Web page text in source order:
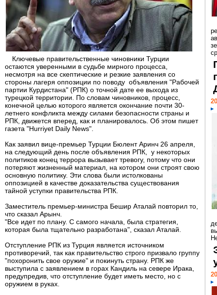
Ключевые правительственные чиновники Турции
остаются уверенными в судьбе мирного процесса,
несмотря на все скептические и резкие заявления со
стороны лагеря оппозиции по поводу объявления "Рабочей
партии Курдистана" (РПК) о точной дате ее выхода из
турецкой территории. По словам чиновников, процесс,
конечной целью которого является окончание почти 30-
летнего конфликта между силами безопасности страны и
РПК, движется вперед, как и планировалось. Об этом пишет
газета "Hurriyet Daily News".
Как заявил вице-премьер Турции Бюлент Аринч 26 апреля,
на следующий день после объявления РПК, у некоторых
политиков конец террора вызывает тревогу, потому что они
потеряют жизненный материал, на котором они строят свою
основную политику. Эти слова были истолкованы
оппозицией в качестве доказательства существования
тайной уступки правительства РПК.
Заместитель премьер-министра Бешир Аталай повторил то,
что сказал Арынч.
"Все идет по плану. С самого начала, была стратегия,
которая была тщательно разработана", сказал Аталай.
Отступление РПК из Турция является источником
противоречий, так как правительство строго призвало группу
"похоронить свое оружие" и покинуть страну. РПК же
выступила с заявлением в горах Кандиль на севере Ирака,
предупредив, что отступление будет иметь место, но с
оружием в руках.